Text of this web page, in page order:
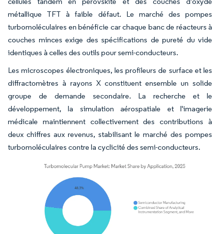
métallique TFT à faible défaut. Le marché des pompes
turbomoléculaires en bénéficie car chaque banc de réacteurs à
couches minces exige des spécifications de pureté du vide
identiques à celles des outils pour semi-conducteurs.
Les microscopes électroniques, les profileurs de surface et les
diffractomètres à rayons X constituent ensemble un solide
groupe de demande secondaire. La recherche et le
développement, la simulation aérospatiale et l'imagerie
médicale maintiennent collectivement des contributions à
deux chiffres aux revenus, stabilisant le marché des pompes
turbomoléculaires contre la cyclicité des semi-conducteurs.